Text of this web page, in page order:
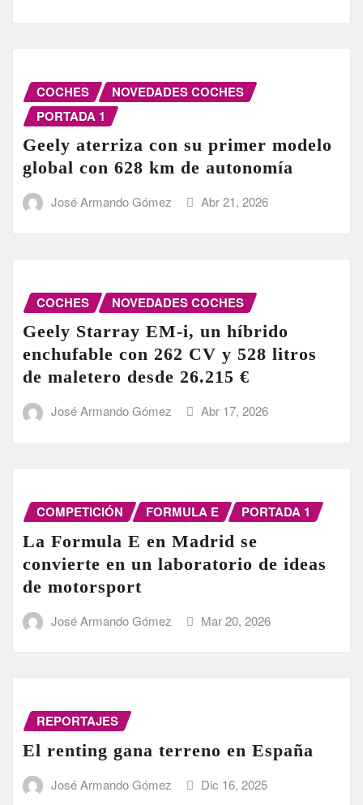
COCHES
NOVEDADES COCHES
PORTADA 1
Geely aterriza con su primer modelo
global con 628 km de autonomía
José Armando Gómez Abr 21, 2026
COCHES NOVEDADES COCHES
Geely Starray EM-i, un híbrido
enchufable con 262 CV y 528 litros
de maletero desde 26.215 €
José Armando Gómez Abr 17, 2026
COMPETICIÓN FORMULA E PORTADA 1
La Formula E en Madrid se
convierte en un laboratorio de ideas
de motorsport
José Armando Gómez Mar 20, 2026
REPORTAJES
El renting gana terreno en España
José Armando Gómez Dic 16, 2025